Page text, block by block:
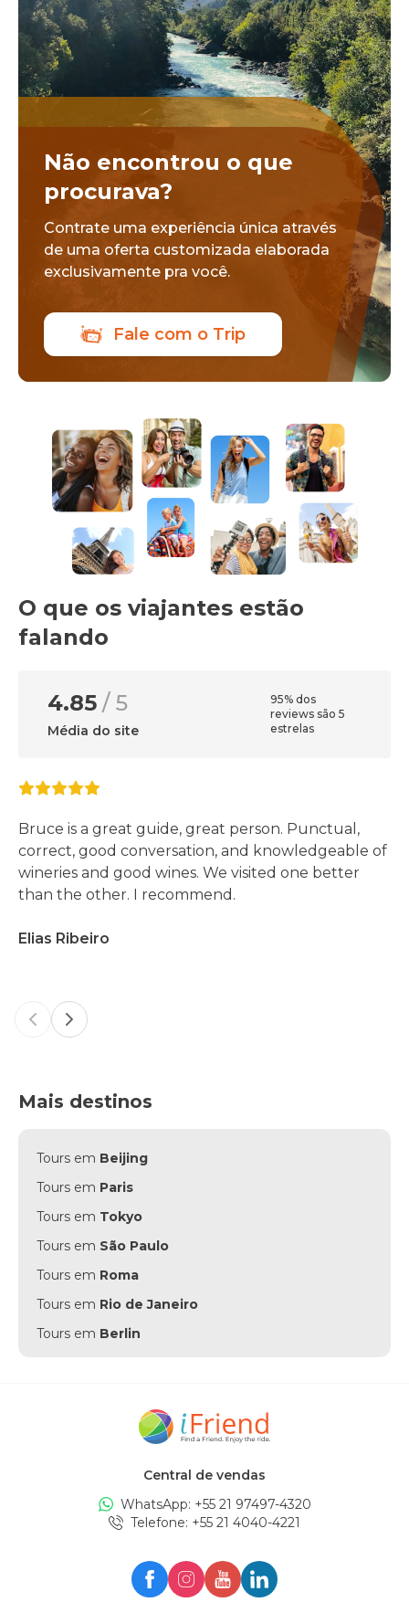
Não encontrou o que
procurava?
Contrate uma experiência única através
de uma oferta customizada elaborada
exclusivamente pra você.
Fale com o Trip
O que os viajantes estão
falando
4.85 / 5
Média do site
95% dos
reviews são 5
estrelas
Bruce is a great guide, great person. Punctual,
correct, good conversation, and knowledgeable of
wineries and good wines. We visited one better
than the other. I recommend.
Elias Ribeiro
Previous slide
Next slide
Mais destinos
Tours em Beijing
Tours em Paris
Tours em Tokyo
Tours em São Paulo
Tours em Roma
Tours em Rio de Janeiro
Tours em Berlin
Amsterdam
Edinburgh
Tours emLondon
Milan
Central de vendas
WhatsApp: +55 21 97497-4320
Telefone: +55 21 4040-4221